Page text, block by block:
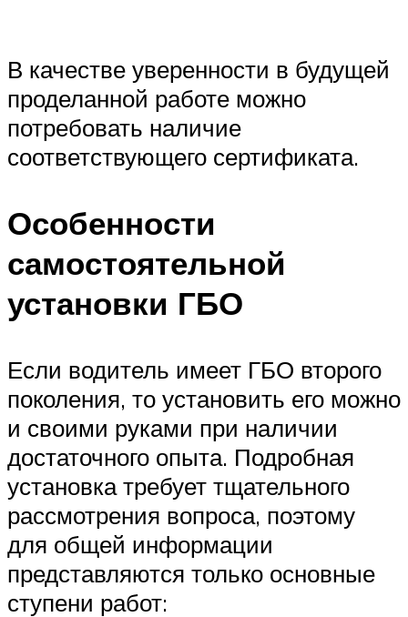
В качестве уверенности в будущей
проделанной работе можно
потребовать наличие
соответствующего сертификата.
Особенности
самостоятельной
установки ГБО
Если водитель имеет ГБО второго
поколения, то установить его можно
и своими руками при наличии
достаточного опыта. Подробная
установка требует тщательного
рассмотрения вопроса, поэтому
для общей информации
представляются только основные
ступени работ: